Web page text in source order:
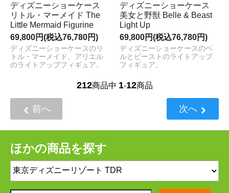
ディズニーショーケース
リトル・マーメイド The
Little Mermaid Figurine
69,800円(税込76,780円)
ディズニーショーケースのリ
トル・マーメイド、アリエル
のライトアップフィギュア。
ディズニーショーケース
美女と野獣 Belle & Beast
Light Up
69,800円(税込76,780円)
ディズニーショーケースのベ
ルとビーストのライトアップ
フィギュア。
212商品中 1-12商品
前へ 次へ
ほかの商品を探す